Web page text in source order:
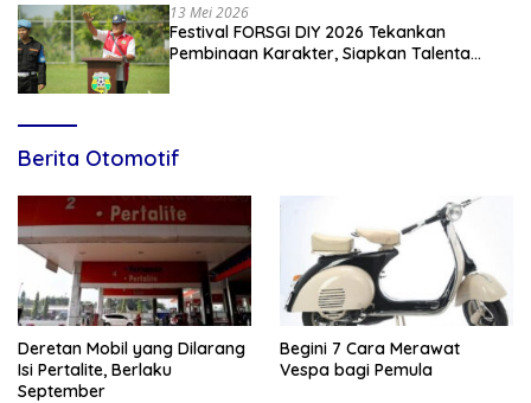
13 Mei 2026
Festival FORSGI DIY 2026 Tekankan
Pembinaan Karakter, Siapkan Talenta
Berita Otomotif
Deretan Mobil yang Dilarang
Isi Pertalite, Berlaku
September
Begini 7 Cara Merawat
Vespa bagi Pemula